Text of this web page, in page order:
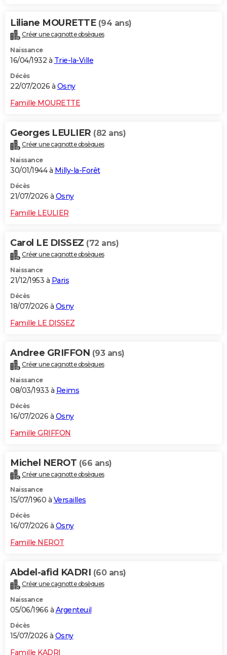
Liliane MOURETTE (94 ans)
Créer une cagnotte obsèques
Naissance
16/04/1932 à Trie-la-Ville
Décès
22/07/2026 à Osny
Famille MOURETTE
Georges LEULIER (82 ans)
Créer une cagnotte obsèques
Naissance
30/01/1944 à Milly-la-Forêt
Décès
21/07/2026 à Osny
Famille LEULIER
Carol LE DISSEZ (72 ans)
Créer une cagnotte obsèques
Naissance
21/12/1953 à Paris
Décès
18/07/2026 à Osny
Famille LE DISSEZ
Andree GRIFFON (93 ans)
Créer une cagnotte obsèques
Naissance
08/03/1933 à Reims
Décès
16/07/2026 à Osny
Famille GRIFFON
Michel NEROT (66 ans)
Créer une cagnotte obsèques
Naissance
15/07/1960 à Versailles
Décès
16/07/2026 à Osny
Famille NEROT
Abdel-afid KADRI (60 ans)
Créer une cagnotte obsèques
Naissance
05/06/1966 à Argenteuil
Décès
15/07/2026 à Osny
Famille KADRI